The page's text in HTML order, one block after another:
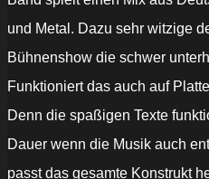
und Metal. Dazu sehr witzige
Bühnenshow die schwer
Funktioniert das auch auf
Denn die spaßigen Texte
Dauer wenn die Musik auch
passt das gesamte Konstrukt